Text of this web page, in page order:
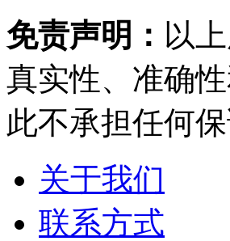
免责声明： 以
真实性、准确
此不承担任何保
关于我们
联系方式